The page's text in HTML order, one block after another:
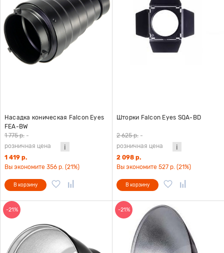
Насадка коническая Falcon Eyes
FEA-BW
1 775 р. -
розничная цена
1 419 р.
Вы экономите 356 р. (21%)
В корзину
Шторки Falcon Eyes SQA-BD
2 625 р. -
розничная цена
2 098 р.
Вы экономите 527 р. (21%)
В корзину
-21% -21%